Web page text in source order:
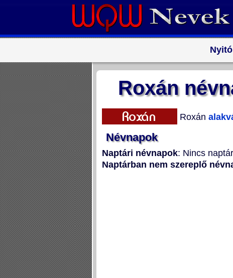
Roxán
Roxán
Névnapok
Naptári névnapok: Nincs
Naptárban nem szereplő